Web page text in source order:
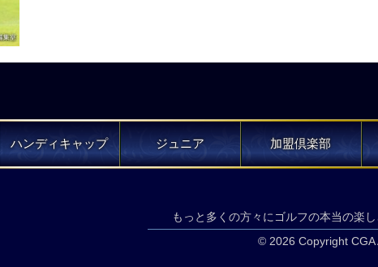
ハンディキャップ ジュニア 加盟倶楽部
もっと多くの方々にゴルフの本当の楽
© 2026 Copyright CGA